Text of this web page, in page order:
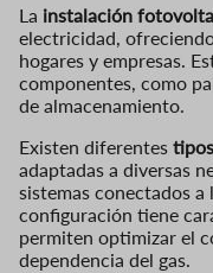
La instalación
electricidad,
hogares y empresas.
componentes, como
de almacenamiento.
Existen diferentes
adaptadas a diversas
sistemas conectados a
configuración tiene
permiten optimizar el
dependencia del gas.